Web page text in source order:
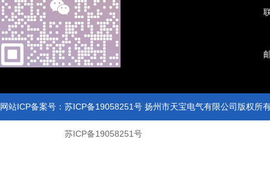
网站ICP备案号：苏ICP备19058251号 扬州市天宝电气有限公司版权
苏ICP备19058251号